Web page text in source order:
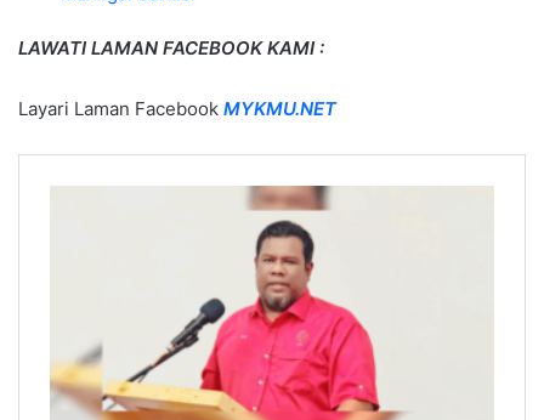
LAWATI LAMAN FACEBOOK KAMI :
Layari Laman Facebook MYKMU.NET